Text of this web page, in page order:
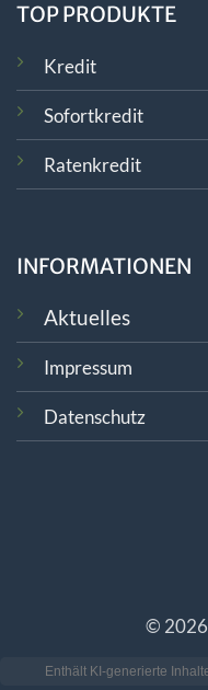
TOP PRODUKTE
Kredit
Sofortkredit
Ratenkredit
INFORMATIONEN
Aktuelles
Impressum
Datenschutz
©